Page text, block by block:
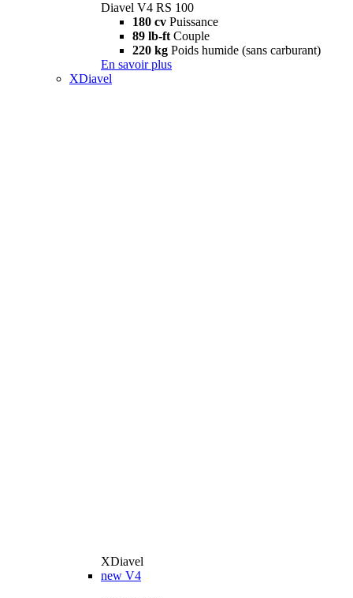
Diavel V4 RS 100
180 cv Puissance
89 lb-ft Couple
220 kg Poids humide (sans carburant)
En savoir plus
XDiavel
XDiavel
new V4